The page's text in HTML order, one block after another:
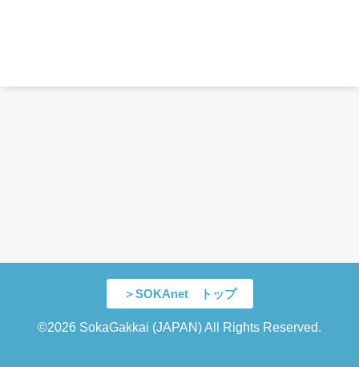
＞SOKAnet トップ
©2026 SokaGakkai (JAPAN) All Rights Reserved.